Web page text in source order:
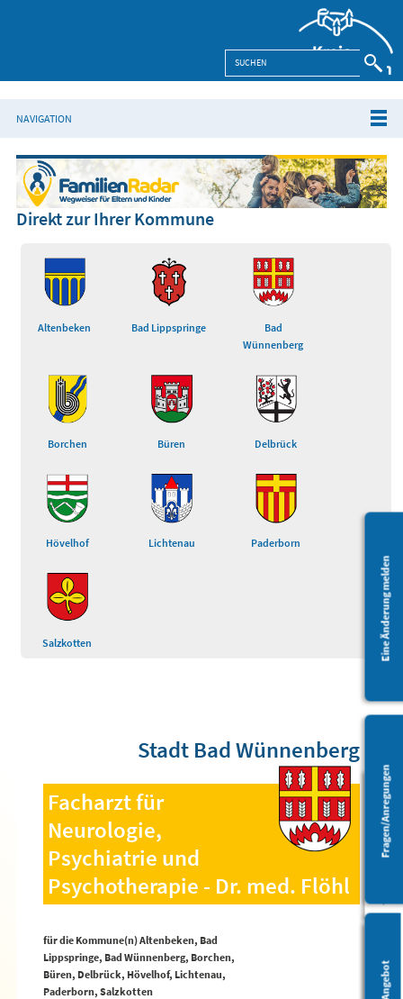
Barrierefreiheit
NAVIGATION
Eine Änderung melden
Fragen/Anregungen
Direkt zur Ihrer Kommune
Altenbeken Bad Lippspringe
Bad
Wünnenberg
Borchen Büren Delbrück
Hövelhof Lichtenau Paderborn
Salzkotten
Stadt Bad Wünnenberg
Facharzt für
Neurologie,
Psychiatrie und
Psychotherapie - Dr. med. Flöhl
für die Kommune(n) Altenbeken, Bad
Lippspringe, Bad Wünnenberg, Borchen,
Büren, Delbrück, Hövelhof, Lichtenau,
Paderborn, Salzkotten